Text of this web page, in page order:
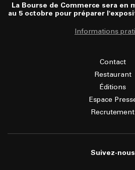
La Bourse de Commerce sera en
au 5 octobre pour préparer
Informations
Contact
Restaurant
Éditions
Espace
Recrutement
Suivez-nous